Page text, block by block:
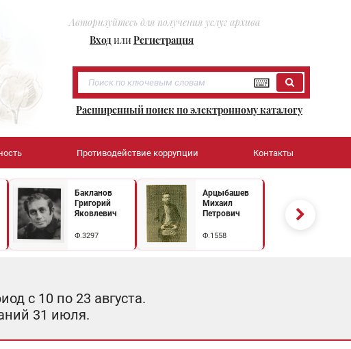
Авторизуйтесь для получения услуг архива
ВходилиРегистрация
Расширенный поиск по электронному каталогу
Противодействие коррупции Контакты
Бакланов
Григорий
Яковлевич
Ф.3297
Арцыбашев
Михаил
Петрович
Ф.1558
с 10 по 23 августа.
31 июля.